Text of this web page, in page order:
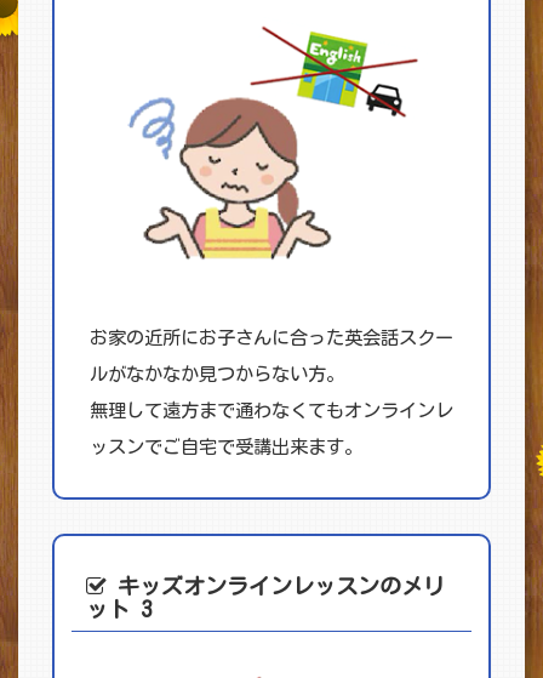
お家の近所にお子さんに合った英会話スクー
ルがなかなか見つからない方。
無理して遠方まで通わなくてもオンラインレ
ッスンでご自宅で受講出来ます。
キッズオンライン レッスンのメリ
ット 3